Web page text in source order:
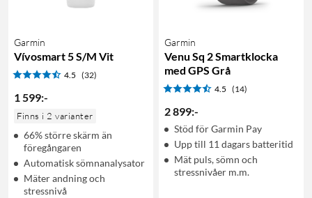
Garmin
Vívosmart 5 S/M Vit
4.5 (32)
1 599:-
Finns i 2 varianter
66% större skärm än
föregångaren
Automatisk sömnanalysator
Mäter andning och
stressnivå
Garmin
Venu Sq 2 Smartklocka
med GPS Grå
4.5 (14)
2 899:-
Stöd för Garmin Pay
Upp till 11 dagars batteritid
Mät puls, sömn och
stressnivåer m.m.